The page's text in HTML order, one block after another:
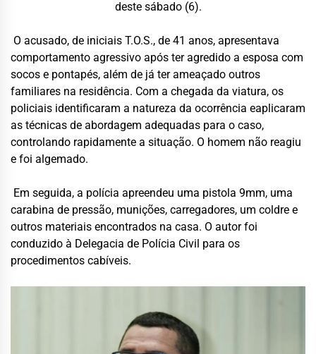
destesábado (6).
O acusado, de iniciais T.O.S., de 41 anos, apresentava
comportamento agressivo após ter agredido a esposa com
socos e pontapés, além de já ter ameaçado outros
familiares na residência. Com a chegada da viatura, os
policiais identificaram a natureza da ocorrência eaplicaram
as técnicas de abordagem adequadas para o caso,
controlando rapidamente a situação. O homem não reagiu
e foi al gemado.
Em seguida, a polícia apreendeu uma pistola 9mm, uma
carabina de pressão, munições, carregadores, um coldre e
outros materiais encontrados na casa. O autor foi
conduzido à Delegacia de Polícia Civil para os
procedimentos cabíveis.